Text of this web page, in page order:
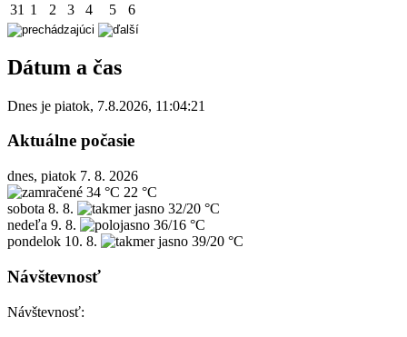
31 1 2 3 4 5 6
Dátum a čas
Dnes je piatok, 7.8.2026, 11:04:21
Aktuálne počasie
dnes, piatok 7. 8. 2026
34 °C 22 °C
sobota 8. 8.
32/20 °C
nedeľa 9. 8.
36/16 °C
pondelok 10. 8. 39/20 °C
Návštevnosť
Návštevnosť: